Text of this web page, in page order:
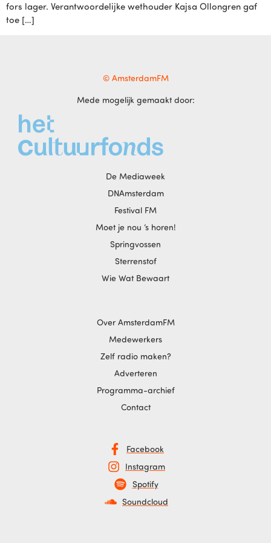
fors lager. Verantwoordelijke wethouder Kajsa Ollongren gaf
toe […]
© AmsterdamFM
Mede mogelijk gemaakt door:
De Mediaweek
DNAmsterdam
Festival FM
Moet je nou ‘s horen!
Springvossen
Sterrenstof
Wie Wat Bewaart
Over AmsterdamFM
Medewerkers
Zelf radio maken?
Adverteren
Programma-archief
Contact
Facebook
Instagram
Spotify
Soundcloud